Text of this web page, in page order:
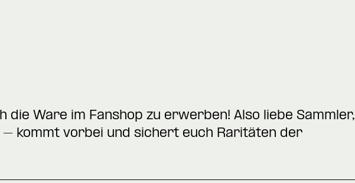
die Ware im Fanshop zu erwerben! Also liebe Sammler,
– kommt vorbei und sichert euch Raritäten der